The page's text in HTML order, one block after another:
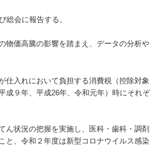
会に報告する。
価高騰の影響を踏まえ、データの分析や
入れにおいて負担する消費税（控除対象
成９年、平成26年、令和元年）時にそれぞ
状況の把握を実施し、医科・歯科・調剤
と、令和２年度は新型コロナウイルス感染